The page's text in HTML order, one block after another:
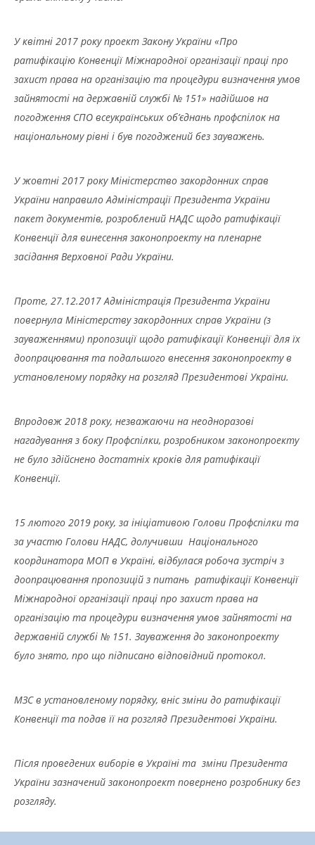
У квітні 2017 року проект Закону України «Про
ратифікацію Конвенції Міжнародної організації праці про
захист права на організацію та процедури визначення умов
зайнятості на державній службі № 151» надійшов на
погодження СПО всеукраїнських об’єднань профспілок на
національному рівні і був погоджений без зауважень.
У жовтні 2017 року Міністерство закордонних справ
України направило Адміністрації Президента України
пакет документів, розроблений НАДС щодо ратифікації
Конвенції для винесення законопроекту на пленарне
засідання Верховної Ради України.
Проте, 27.12.2017 Адміністрація Президента України
повернула Міністерству закордонних справ України (з
зауваженнями) пропозиції щодо ратифікації Конвенції для їх
доопрацювання та подальшого внесення законопроекту в
установленому порядку на розгляд Президентові України.
Впродовж 2018 року, незважаючи на неодноразові
нагадування з боку Профспілки, розробником законопроекту
не було здійснено достатніх кроків для ратифікації
Конвенції.
15 лютого 2019 року, за ініціативою Голови Профспілки та
за участю Голови НАДС, долучивши Національного
координатора МОП в Україні, відбулася робоча зустріч з
доопрацювання пропозицій з питань ратифікації Конвенції
Міжнародної організації праці про захист права на
організацію та процедури визначення умов зайнятості на
державній службі № 151. Зауваження до законопроекту
було знято, про що підписано відповідний протокол.
МЗС в установленому порядку, вніс зміни до ратифікації
Конвенції та подав її на розгляд Президентові України.
Після проведених виборів в Україні та зміни Президента
України зазначений законопроект повернено розробнику без
розгляду.